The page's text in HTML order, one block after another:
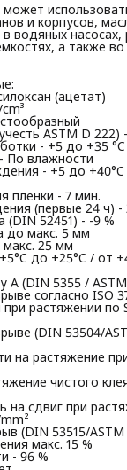
может
и корпусов,
водяных насосах,
а также
(ацетат)
ASTM D 222)
- +5 до +35 °C
По влажности
- +5 до
пленки - 7 мин.
(первые 24 ч)
52451) - -9 %
до макс. 5 мм
25 мм
до +25°C / от
А (DIN 5355 /
согласно ISO
растяжении по
(DIN 53504/
на растяжение
чистого
на сдвиг при
(DIN 53515/
макс. 15 %
- 96 %